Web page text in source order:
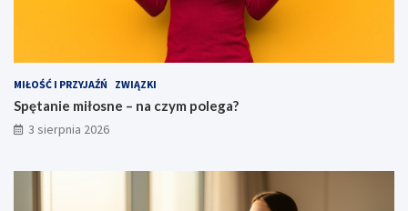
MIŁOŚĆ I PRZYJAŹŃ ZWIĄZKI
Spętanie miłosne – na czym polega?
3 sierpnia 2026